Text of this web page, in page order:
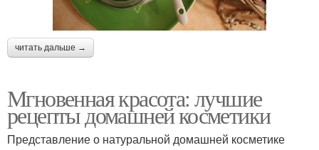
читать дальше →
Мгновенная красота: лучшие
рецепты домашней косметики
Представление о натуральной домашней косметике